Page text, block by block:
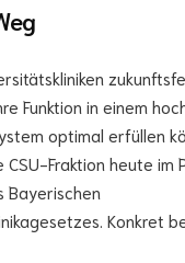
Funktion in einem
optimal erfüllen
Fraktion heute im
Bayerischen
Konkret